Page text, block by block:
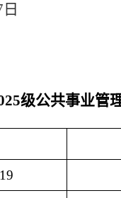
级公共事业管